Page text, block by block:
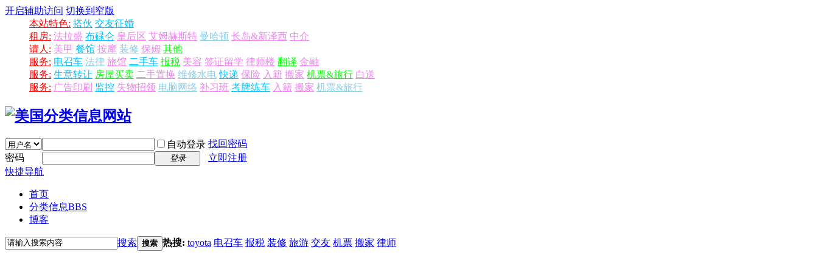
开启辅助访问 切换到窄版
本站特色: 搭伙 交友征婚
租房: 法拉盛 布碌仑 皇后区 艾姆赫斯特 曼哈顿 长岛&新泽西 中介
请人: 美甲 餐馆 按摩 装修 保姆 其他
服务: 电召车 法律 旅馆 二手车 报税 美容 签证留学 律师楼 翻译 金融
服务: 生意转让 房屋买卖 二手置换 维修水电 快递 保险 入籍 搬家 机票&旅行 白送
服务: 广告印刷 监控 失物招领 电脑网络 补习班 考牌练车 入籍 搬家 机票&旅行
自动登录 找回密码
密码
登录
立即注册
快捷导航
首页
分类信息BBS
博客
搜索 搜索 热搜: toyota 电召车 报税 装修 旅游 交友 机票 搬家 律师